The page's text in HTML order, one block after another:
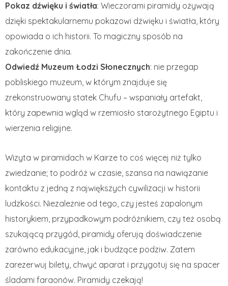
Pokaz dźwięku i światła: Wieczorami piramidy ożywają
dzięki spektakularnemu pokazowi dźwięku i światła, który
opowiada o ich historii. To magiczny sposób na
zakończenie dnia.
Odwiedź Muzeum Łodzi Słonecznych: nie przegap
pobliskiego muzeum, w którym znajduje się
zrekonstruowany statek Chufu – wspaniały artefakt,
który zapewnia wgląd w rzemiosło starożytnego Egiptu i
wierzenia religijne.
Wizyta w piramidach w Kairze to coś więcej niż tylko
zwiedzanie; to podróż w czasie, szansa na nawiązanie
kontaktu z jedną z największych cywilizacji w historii
ludzkości. Niezależnie od tego, czy jesteś zapalonym
historykiem, przypadkowym podróżnikiem, czy też osobą
szukającą przygód, piramidy oferują doświadczenie
zarówno edukacyjne, jak i budzące podziw. Zatem
zarezerwuj bilety, chwyć aparat i przygotuj się na spacer
śladami faraonów. Piramidy czekają!